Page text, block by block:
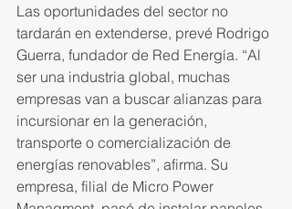
Las oportunidades del sector no
tardarán en extenderse, prevé Rodrigo
Guerra, fundador de Red Energía. “Al
ser una industria glo­bal, muchas
empresas van a buscar alianzas para
incursionar en la generación,
transporte o comer­cialización de
energías renova­bles”, afirma. Su
empresa, filial de Micro Power